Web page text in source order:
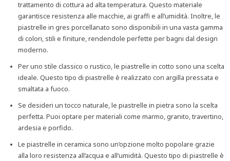
trattamento di cottura ad alta temperatura. Questo materiale
garantisce resistenza alle macchie, ai graffi e all’umidità. Inoltre, le
piastrelle in gres porcellanato sono disponibili in una vasta gamma
di colori, stili e finiture, rendendole perfette per bagni dal design
moderno.
Per uno stile classico o rustico, le piastrelle in cotto sono una scelta
ideale. Questo tipo di piastrelle è realizzato con argilla pressata e
smaltata a fuoco.
Se desideri un tocco naturale, le piastrelle in pietra sono la scelta
perfetta. Puoi optare per materiali come marmo, granito, travertino,
ardesia e porfido.
Le piastrelle in ceramica sono un’opzione molto popolare grazie
alla loro resistenza all’acqua e all’umidità. Questo tipo di piastrelle è